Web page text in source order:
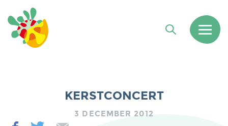
KERSTCONCERT
3 DECEMBER 2012